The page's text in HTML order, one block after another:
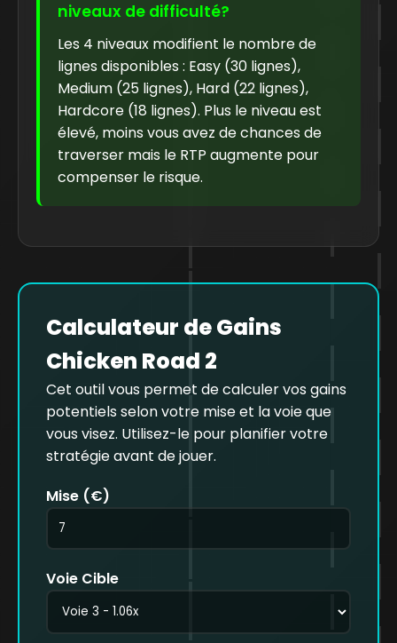
niveaux de difficulté?
Les 4 niveaux modifient le nombre de
lignes disponibles : Easy (30 lignes),
Medium (25 lignes), Hard (22 lignes),
Hardcore (18 lignes). Plus le niveau est
élevé, moins vous avez de chances de
traverser mais le RTP augmente pour
compenser le risque.
Calculateur de Gains
Chicken Road 2
Cet outil vous permet de calculer vos gains
potentiels selon votre mise et la voie que
vous visez. Utilisez-le pour planifier votre
stratégie avant de jouer.
Mise (€)
Voie Cible